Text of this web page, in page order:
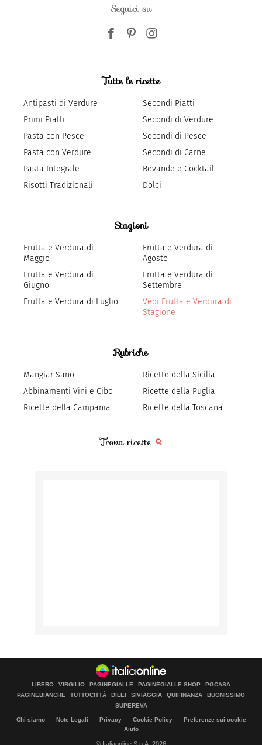
Seguici su
Tutte le ricette
Antipasti di Verdure
Primi Piatti
Pasta con Pesce
Pasta con Verdure
Pasta Integrale
Risotti Tradizionali
Secondi Piatti
Secondi di Verdure
Secondi di Pesce
Secondi di Carne
Bevande e Cocktail
Dolci
Stagioni
Frutta e Verdura di
Maggio
Frutta e Verdura di
Giugno
Frutta e Verdura di Luglio
Frutta e Verdura di
Agosto
Frutta e Verdura di
Settembre
Vedi Frutta e Verdura di
Stagione
Rubriche
Mangiar Sano
Abbinamenti Vini e Cibo
Ricette della Campania
Ricette della Sicilia
Ricette della Puglia
Ricette della Toscana
Trova ricette
LIBERO VIRGILIO PAGINEGIALLE PAGINEGIALLE SHOP
PGCASA
PAGINEBIANCHE
TUTTOCITTÀ DILEI SIVIAGGIA QUIFINANZA
BUONISSIMO
SUPEREVA
Chi siamo Note Legali Privacy Cookie Policy
Preferenze sui cookie
Aiuto
© Italiaonline S.p.A. 2026